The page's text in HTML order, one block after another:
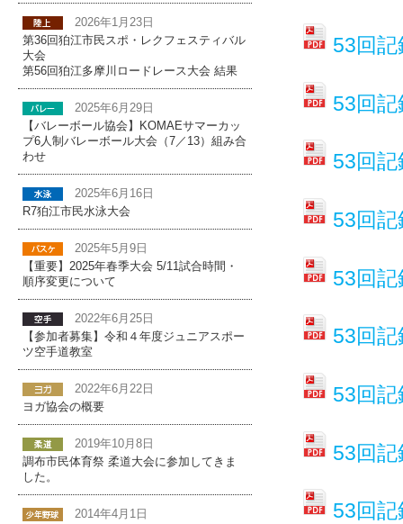
53回
53回
53回
53回
53回
53回
53回
53回
53回
2026年1月23日
第36回狛江市民スポ・レクフェスティバル
大会
第56回狛江多摩川ロードレース大会 結果
2025年6月29日
【バレーボール協会】KOMAEサマーカッ
プ6人制バレーボール大会（7／13）組み合
わせ
2025年6月16日
R7狛江市民水泳大会
2025年5月9日
【重要】2025年春季大会 5/11試合時間・
順序変更について
2022年6月25日
【参加者募集】令和４年度ジュニアスポー
ツ空手道教室
2022年6月22日
ヨガ協会の概要
2019年10月8日
調布市民体育祭 柔道大会に参加してきま
した。
2014年4月1日